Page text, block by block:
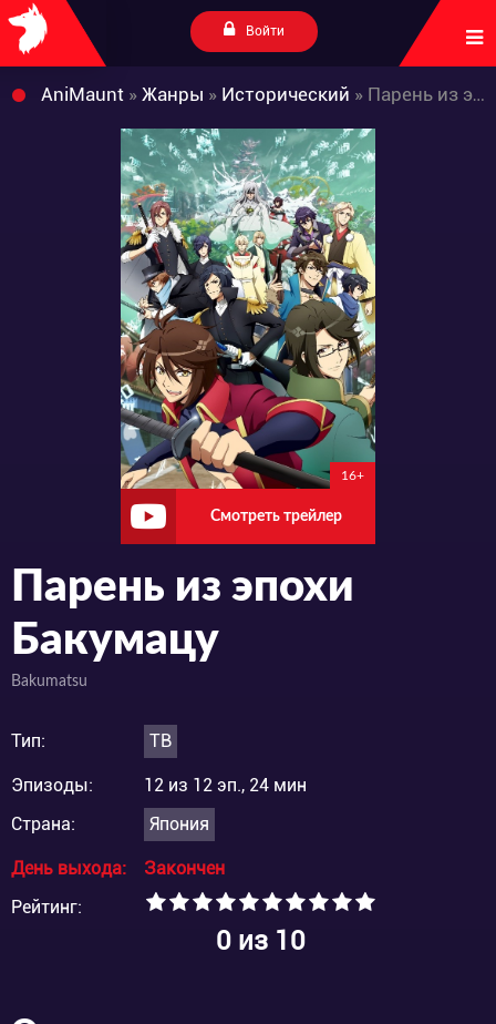
Войти
AniMaunt » Жанры » Исторический » Парень из эпохи Бакумацу
16+
Смотреть трейлер
Парень из эпохи
Бакумацу
Bakumatsu
Тип: ТВ
Эпизоды:
12 из 12 эп., 24 мин
Страна:
Япония
День выхода:
Закончен
Рейтинг:
0из 10